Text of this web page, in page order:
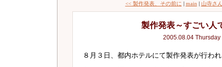
<< 製作発表、その前に | main | 山寺さ
製作発表～すごい人
2005.08.04 Thursday
８月３日、都内ホテルにて製作発表が行わ